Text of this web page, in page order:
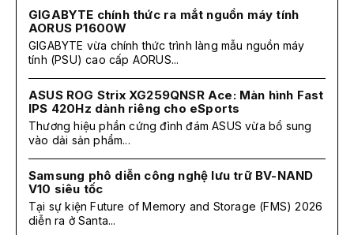
GIGABYTE chính thức ra mắt nguồn máy tính
AORUS P1600W
GIGABYTE vừa chính thức trình làng mẫu nguồn máy
tính (PSU) cao cấp AORUS...
ASUS ROG Strix XG259QNSR Ace: Màn hình Fast
IPS 420Hz dành riêng cho eSports
Thương hiệu phần cứng đình đám ASUS vừa bổ sung
vào dải sản phẩm...
Samsung phô diễn công nghệ lưu trữ BV-NAND
V10 siêu tốc
Tại sự kiện Future of Memory and Storage (FMS) 2026
diễn ra ở Santa...